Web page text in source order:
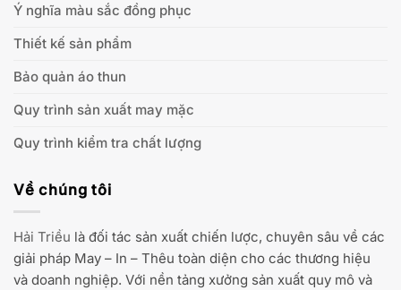
Ý nghĩa màu sắc đồng phục
Thiết kế sản phẩm
Bảo quản áo thun
Quy trình sản xuất may mặc
Quy trình kiểm tra chất lượng
Về chúng tôi
Hải Triều là đối tác sản xuất chiến lược, chuyên sâu về các
giải pháp May – In – Thêu toàn diện cho các thương hiệu
và doanh nghiệp. Với nền tảng xưởng sản xuất quy mô và